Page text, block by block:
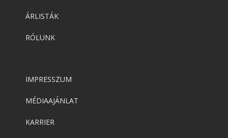
ÁRLISTÁK
RÓLUNK
IMPRESSZUM
MÉDIAAJÁNLAT
KARRIER